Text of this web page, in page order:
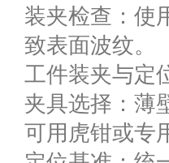
装夹检查：使
致表面波纹。
工件装夹与定
夹具选择：薄
可用虎钳或专